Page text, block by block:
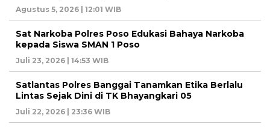
Agustus 5, 2026 | 12:01 WIB
Sat Narkoba Polres Poso Edukasi Bahaya Narkoba
kepada Siswa SMAN 1 Poso
Juli 23, 2026 | 14:53 WIB
Satlantas Polres Banggai Tanamkan Etika Berlalu
Lintas Sejak Dini di TK Bhayangkari 05
Juli 22, 2026 | 23:36 WIB